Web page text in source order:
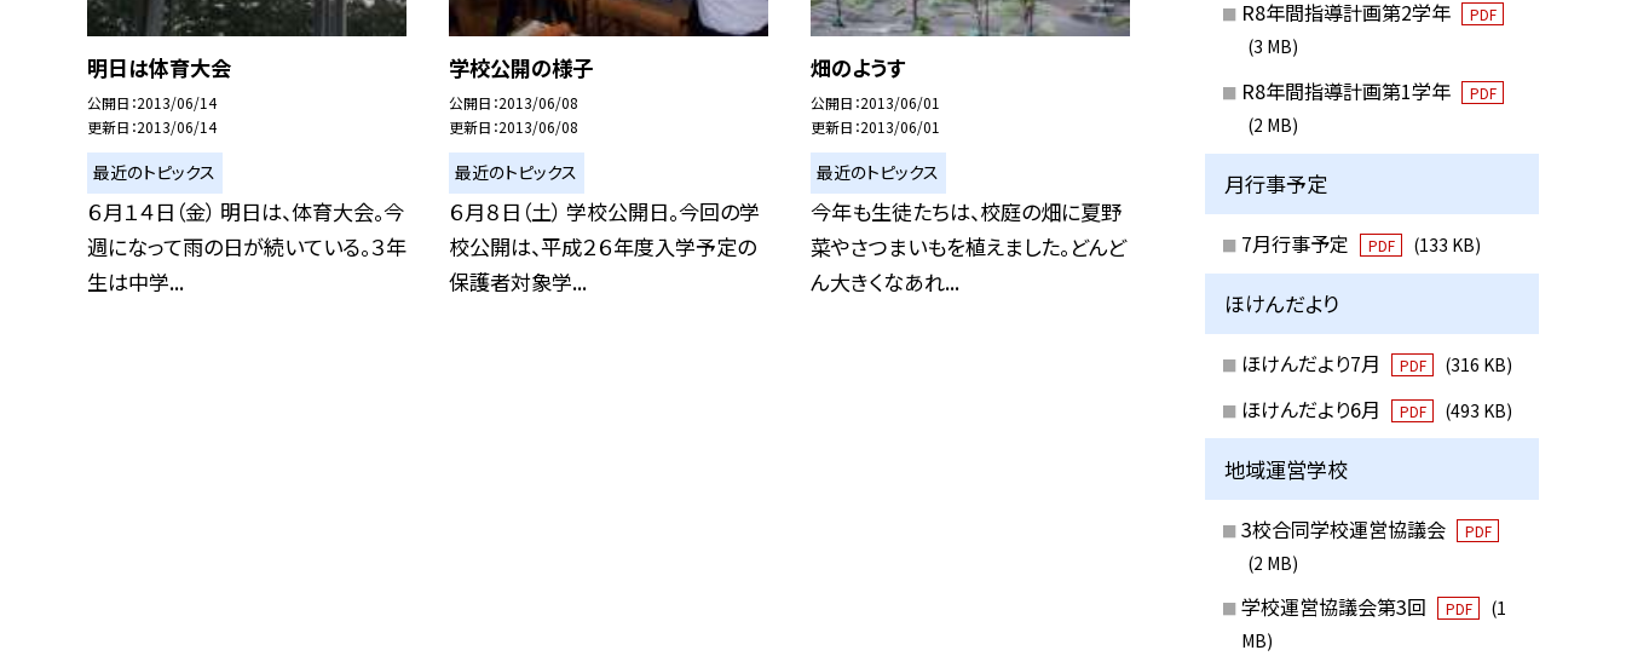
明日は体育大会
公開日 2013/06/14
更新日 2013/06/14
最近のトピックス
６月１４日（金） 明日は、体育大会。今
週になって雨の日が続いている。３年
生は中学...
学校公開の様子
公開日 2013/06/08
更新日 2013/06/08
最近のトピックス
６月８日（土） 学校公開日。今回の学
校公開は、平成２６年度入学予定の
保護者対象学...
畑のようす
公開日 2013/06/01
更新日 2013/06/01
最近のトピックス
今年も生徒たちは、校庭の畑に夏野
菜やさつまいもを植えました。どんど
ん大きくなあれ...
R8年間指導計画第2学年 PDF
(3 MB)
R8年間指導計画第1学年 PDF
(2 MB)
月行事予定
7月行事予定 PDF (133 KB)
ほけんだより
ほけんだより7月 PDF (316 KB)
ほけんだより6月 PDF (493 KB)
地域運営学校
3校合同学校運営協議会 PDF
(2 MB)
学校運営協議会第3回 PDF
(1
MB)